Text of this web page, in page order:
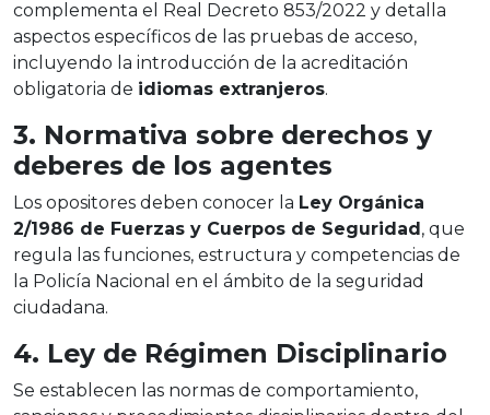
complementa el Real Decreto 853/2022 y detalla
aspectos específicos de las pruebas de acceso,
incluyendo la introducción de la acreditación
obligatoria de idiomas extranjeros.
3. Normativa sobre derechos y
deberes de los agentes
Los opositores deben conocer la Ley Orgánica
2/1986 de Fuerzas y Cuerpos de Seguridad, que
regula las funciones, estructura y competencias de
la Policía Nacional en el ámbito de la seguridad
ciudadana.
4. Ley de Régimen Disciplinario
Se establecen las normas de comportamiento,